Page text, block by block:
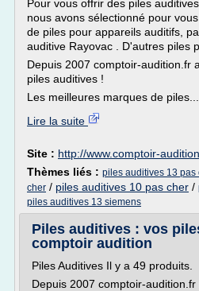
Pour vous offrir des piles
nous avons sélectionné pour
de piles pour appareils auditifs,
auditive Rayovac . D'autres piles
Depuis 2007 comptoir-audition.fr
piles auditives !
Les meilleures marques de piles...
Lire la suite
Site : http://www.comptoir-
Thèmes liés : piles auditives 13 pas
cher / piles auditives 10 pas cher /
piles auditives 13 siemens
Piles auditives : vos
comptoir audition
Piles Auditives Il y a 49 produits.
Depuis 2007 comptoir-